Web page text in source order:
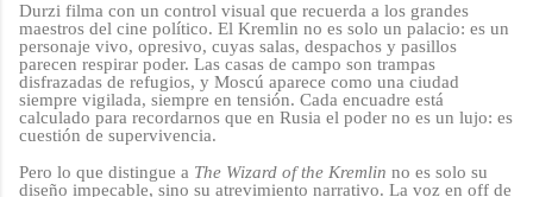
Durzi filma con un control visual que recuerda a los grandes
maestros del cine político. El Kremlin no es solo un palacio: es un
personaje vivo, opresivo, cuyas salas, despachos y pasillos
parecen respirar poder. Las casas de campo son trampas
disfrazadas de refugios, y Moscú aparece como una ciudad
siempre vigilada, siempre en tensión. Cada encuadre está
calculado para recordarnos que en Rusia el poder no es un lujo: es
cuestión de supervivencia.
Pero lo que distingue a The Wizard of the Kremlin no es solo su
diseño impecable, sino su atrevimiento narrativo. La voz en off de